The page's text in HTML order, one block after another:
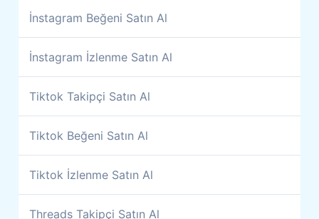
İnstagram Beğeni Satın Al
İnstagram İzlenme Satın Al
Tiktok Takipçi Satın Al
Tiktok Beğeni Satın Al
Tiktok İzlenme Satın Al
Threads Takipçi Satın Al